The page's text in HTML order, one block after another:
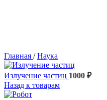
Главная / Наука
Излучение частиц 1000 ₽
Назад к товарам